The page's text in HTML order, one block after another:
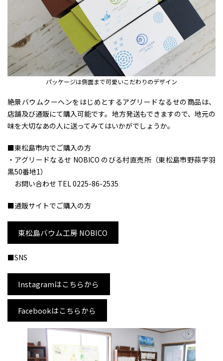
パッケージは側面まで可愛いこだわりのデザイン
絶景バウムクーヘンをはじめとするアグリードなるせの商品は、
店舗及び通販にて購入可能です。地方発送もできますので、地元の
味を大切なあの人に送ってみてはいかがでしょうか。
■東松島市内でご購入の方
・アグリードなるせ NOBICO のびる村直売所（東松島市野蒜字羽
黒50番地1）
お問い合わせ TEL 0225-86-2535
■通販サイトでご購入の方
東松島バウム工房 NOBICO
■SNS
Instagramはこちらから
Facebookはこちらから